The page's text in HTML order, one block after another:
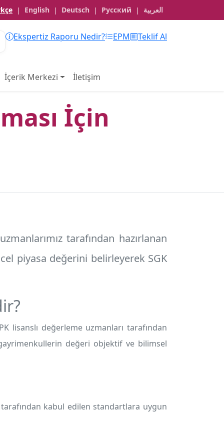
| English | Deutsch | Русский | العربية
Ekspertiz Raporu Nedir? EPM Teklif Al
İçerik Merkezi İletişim
İçin
tarafından hazırlanan
piyasa değerini belirleyerek SGK
lisanslı değerleme uzmanları tarafından
değeri objektif ve bilimsel
kabul edilen standartlara uygun